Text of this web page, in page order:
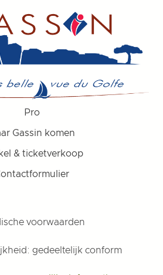
Pro
Gassin komen
& ticketverkoop
voorwaarden
gedeeltelijk conform